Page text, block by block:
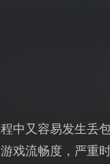
中又容易发生丢
戏流畅度，严重